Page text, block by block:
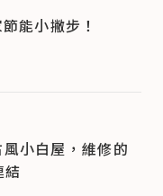
能小撇步！
小白屋，維修的
結